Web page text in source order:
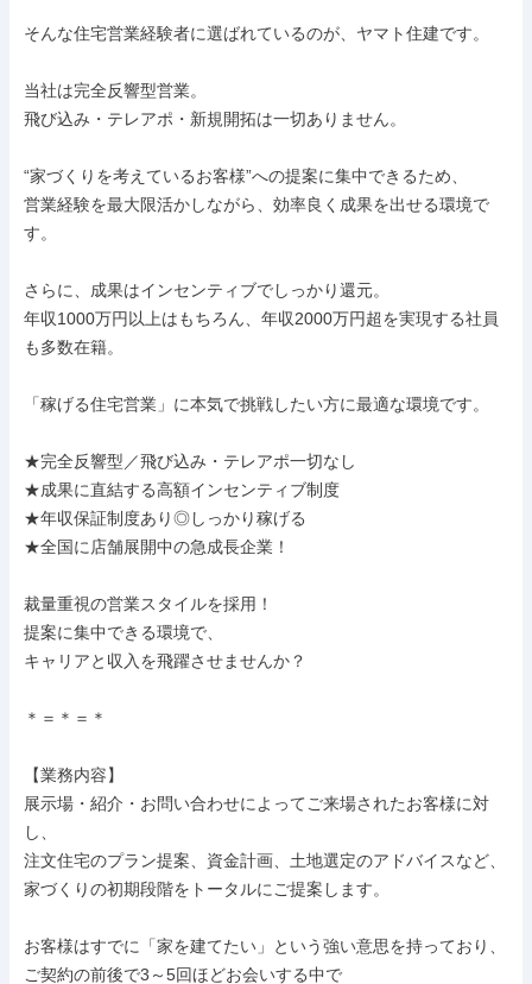
そんな住宅営業経験者に選ばれているのが、ヤマト住建です。
当社は完全反響型営業。
飛び込み・テレアポ・新規開拓は一切ありません。
“家づくりを考えているお客様”への提案に集中できるため、
営業経験を最大限活かしながら、効率良く成果を出せる環境で
す。
さらに、成果はインセンティブでしっかり還元。
年収1000万円以上はもちろん、年収2000万円超を実現する社員
も多数在籍。
「稼げる住宅営業」に本気で挑戦したい方に最適な環境です。
★完全反響型／飛び込み・テレアポ一切なし
★成果に直結する高額インセンティブ制度
★年収保証制度あり◎しっかり稼げる
★全国に店舗展開中の急成長企業！
裁量重視の営業スタイルを採用！
提案に集中できる環境で、
キャリアと収入を飛躍させませんか？
＊＝＊＝＊
【業務内容】
展示場・紹介・お問い合わせによってご来場されたお客様に対
し、
注文住宅のプラン提案、資金計画、土地選定のアドバイスなど、
家づくりの初期段階をトータルにご提案します。
お客様はすでに「家を建てたい」という強い意思を持っており、
ご契約の前後で3～5回ほどお会いする中で